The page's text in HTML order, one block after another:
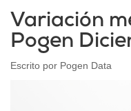
Variación
Pogen
Escrito por Pogen Data